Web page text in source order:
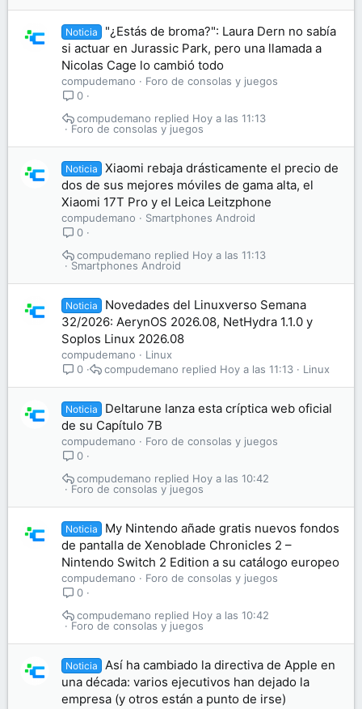
Noticia
"¿Estás de broma?": Laura Dern no sabía
si actuar en Jurassic Park, pero una llamada a
Nicolas Cage lo cambió todo
compudemano
Foro de consolas y juegos
0
Foro de consolas y juegos
Hoy a las 11:13
compudemano
Noticia
Xiaomi rebaja drásticamente el precio de
dos de sus mejores móviles de gama alta, el
Xiaomi 17T Pro y el Leica Leitzphone
compudemano
Smartphones Android
0
Smartphones Android
Hoy a las 11:13
compudemano
Noticia
Novedades del Linuxverso Semana
32/2026: AerynOS 2026.08, NetHydra 1.1.0 y
Soplos Linux 2026.08
compudemano
Linux
0
Linux
Hoy a las 11:13
compudemano
Noticia
Deltarune lanza esta críptica web oficial
de su Capítulo 7B
compudemano
Foro de consolas y juegos
0
Foro de consolas y juegos
Hoy a las 10:42
compudemano
Noticia
My Nintendo añade gratis nuevos fondos
de pantalla de Xenoblade Chronicles 2 –
Nintendo Switch 2 Edition a su catálogo europeo
compudemano
Foro de consolas y juegos
0
Foro de consolas y juegos
Hoy a las 10:42
compudemano
Noticia
Así ha cambiado la directiva de Apple en
una década: varios ejecutivos han dejado la
empresa (y otros están a punto de irse)